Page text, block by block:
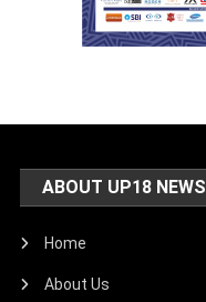
ABOUT UP18 NEWS
Home
About Us